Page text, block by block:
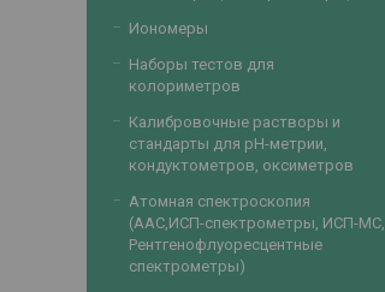
Иономеры
Наборы тестов для
колориметров
Калибровочные растворы и
стандарты для рН-метрии,
кондуктометров, оксиметров
Атомная спектроскопия
(ААС,ИСП-спектрометры, ИСП-МС,
Рентгенофлуоресцентные
спектрометры)